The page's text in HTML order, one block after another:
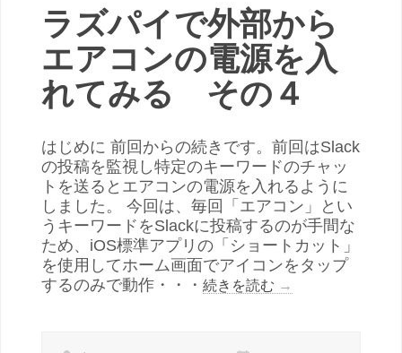
ラズパイで外部から
エアコンの電源を入
れてみる その４
はじめに 前回からの続きです。前回はSlack
の投稿を監視し特定のキーワードのチャッ
トを送るとエアコンの電源を入れるように
しました。 今回は、毎回「エアコン」とい
うキーワードをSlackに投稿するのが手間な
ため、iOS標準アプリの「ショートカット」
を使用してホーム画面でアイコンをタップ
するのみで動作・・・ 続きを読む →